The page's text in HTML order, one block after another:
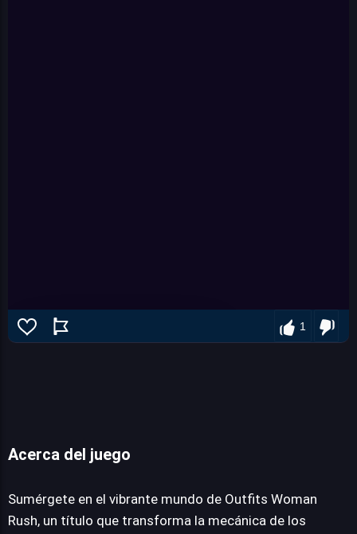
1
Acerca del juego
Sumérgete en el vibrante mundo de Outfits Woman
Rush, un título que transforma la mecánica de los